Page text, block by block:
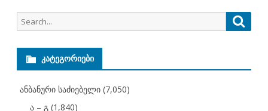
Search
for:
ᲙᲐᲢᲔᲒᲝᲠᲘᲔᲑᲘ
ანბანური საძიებელი (7,050)
ა – გ (1,840)